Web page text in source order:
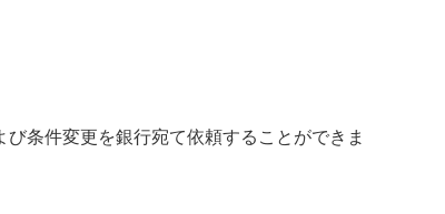
条件変更を銀行宛て依頼することができま